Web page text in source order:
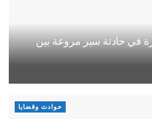
في حادثة سير مروعة بين
حوادث وقضايا